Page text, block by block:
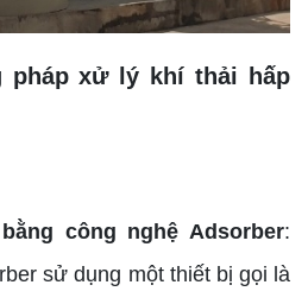
pháp xử lý khí thải hấp
công nghệ Adsorber:
sử dụng một thiết bị gọi là